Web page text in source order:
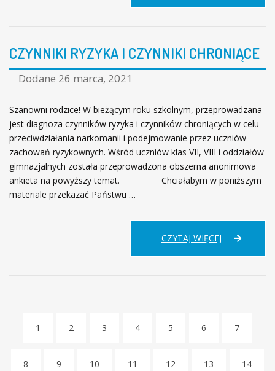
CZYNNIKI RYZYKA I CZYNNIKI CHRONIĄCE
Dodane 26 marca, 2021
Szanowni rodzice! W bieżącym roku szkolnym, przeprowadzana
jest diagnoza czynników ryzyka i czynników chroniących w celu
przeciwdziałania narkomanii i podejmowanie przez uczniów
zachowań ryzykownych. Wśród uczniów klas VII, VIII i oddziałów
gimnazjalnych została przeprowadzona obszerna anonimowa
ankieta na powyższy temat. Chciałabym w poniższym
materiale przekazać Państwu …
CZYTAJ WIĘCEJ CZYNNIKI
1 2 3 4 5 6 7
8 9 10 11 12 13 14